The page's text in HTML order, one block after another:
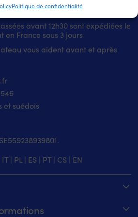
Politique de confidentialité
–4.7 / 5 sur Trustpilot
avant 12h30 sont expédiées le
en France sous 3 jours
vous aident avant et après
546
et suédois
IT| PL | ES | PT| CS | EN